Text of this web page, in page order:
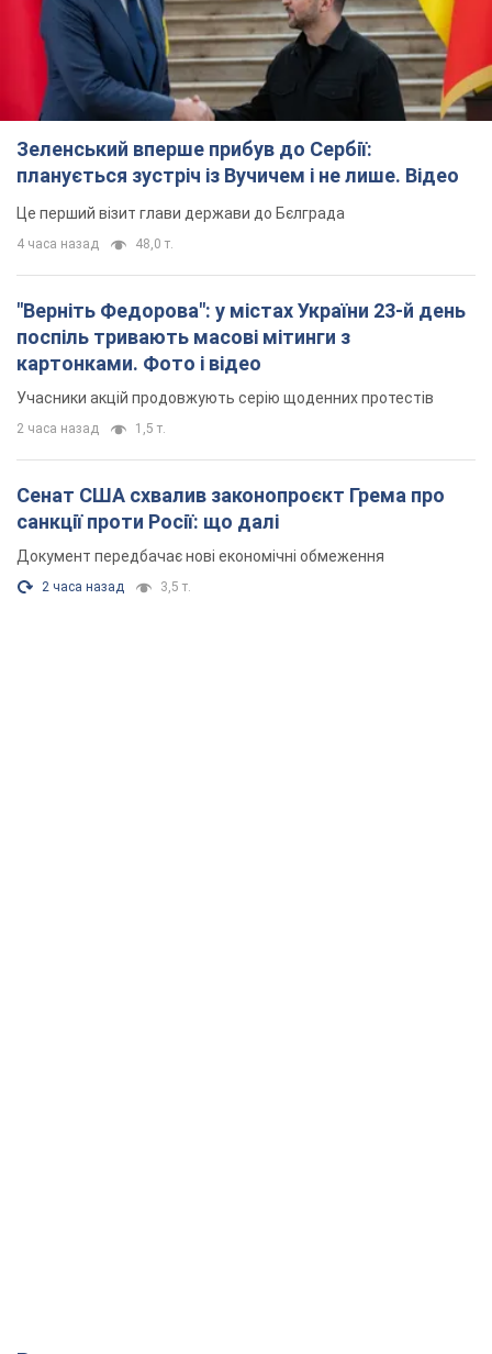
Зеленський вперше прибув до Сербії:
планується зустріч із Вучичем і не лише. Відео
Це перший візит глави держави до Бєлграда
4 часа назад 48,0 т.
"Верніть Федорова": у містах України 23-й день
поспіль тривають масові мітинги з
картонками. Фото і відео
Учасники акцій продовжують серію щоденних протестів
2 часа назад 1,5 т.
Сенат США схвалив законопроєкт Грема про
санкції проти Росії: що далі
Документ передбачає нові економічні обмеження
2 часа назад 3,5 т.